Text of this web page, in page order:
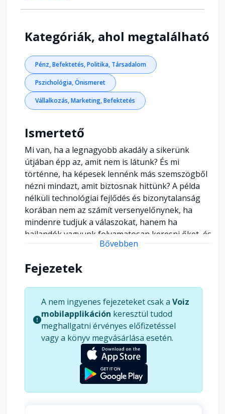
Kategóriák, ahol megtalálható
Pénz, Befektetés, Politika, Társadalom
Pszichológia, Önismeret
Vállalkozás, Marketing, Befektetés
Ismertető
Mi van, ha a legnagyobb akadály a sikerünk
útjában épp az, amit nem is látunk? És mi
történne, ha képesek lennénk más szemszögből
nézni mindazt, amit biztosnak hittünk? A példa
nélküli technológiai fejlődés és bizonytalanság
korában nem az számít versenyelőnynek, ha
mindenre tudjuk a válaszokat, hanem ha
hajlandók vagyunk folyamatosan keresni őket, és
ki tudjuk mondani: "Ezt nem tudom... egyelőre" -
őszinteség, a kíváncsiság és a kognitív
Kirstin Ferguson díjnyertes vezetéstudományi
szakértő érzékletes esettanulmányok és a
legfrissebb kutatási eredmények segítségével
világít rá a döntéseinket alakító rejtett
tényezőkre. Megtudhatjuk, miként ismerhetjük
fel a vakfoltkeresés gyakorlásával a
tévedéseinket, kereshetjük aktívan az igazságot
és módosíthatunk az álláspontunkon. Akár egy
Bővebben
Fejezetek
A nem ingyenes fejezeteket csak a Voiz
mobilapplikáción keresztül tudod
meghallgatni érvényes előfizetéssel
vagy a könyv megvásárlása esetén.